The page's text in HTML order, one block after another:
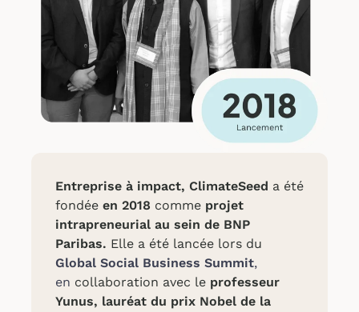
Entreprise à impact, ClimateSeed a été
fondéeen 2018 commeprojet
intrapreneurial au sein de BNP
Paribas. Elle a été lancée lors du
Global Social Business Summit,
en collaboration avec le professeur
Yunus, lauréat du prix Nobel de la